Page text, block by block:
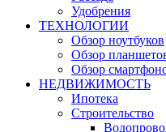
Удобрения
ТЕХНОЛОГИИ
Обзор ноутбуков
Обзор
Обзор
НЕДВИЖИМОСТЬ
Ипотека
Строительство